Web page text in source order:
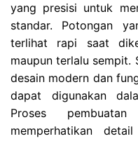
yang presisi untuk
standar. Potongan
terlihat rapi saat
maupun terlalu sempit.
desain modern dan
dapat digunakan
Proses
memperhatikan